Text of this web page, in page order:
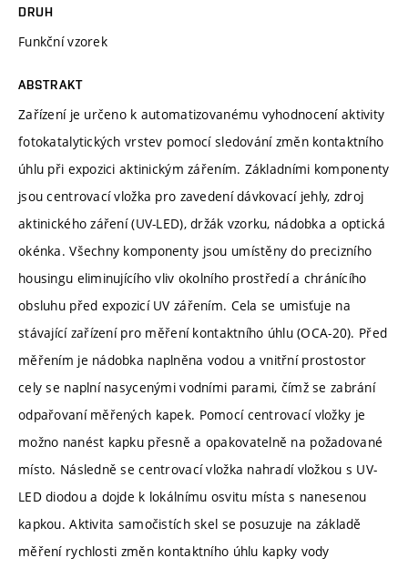
DRUH
Funkční vzorek
ABSTRAKT
Zařízení je určeno k automatizovanému vyhodnocení aktivity
fotokatalytických vrstev pomocí sledování změn kontaktního
úhlu při expozici aktinickým zářením. Základními komponenty
jsou centrovací vložka pro zavedení dávkovací jehly, zdroj
aktinického záření (UV-LED), držák vzorku, nádobka a optická
okénka. Všechny komponenty jsou umístěny do precizního
housingu eliminujícího vliv okolního prostředí a chránícího
obsluhu před expozicí UV zářením. Cela se umisťuje na
stávající zařízení pro měření kontaktního úhlu (OCA-20). Před
měřením je nádobka naplněna vodou a vnitřní prostostor
cely se naplní nasycenými vodními parami, čímž se zabrání
odpařovaní měřených kapek. Pomocí centrovací vložky je
možno nanést kapku přesně a opakovatelně na požadované
místo. Následně se centrovací vložka nahradí vložkou s UV-
LED diodou a dojde k lokálnímu osvitu místa s nanesenou
kapkou. Aktivita samočistích skel se posuzuje na základě
měření rychlosti změn kontaktního úhlu kapky vody